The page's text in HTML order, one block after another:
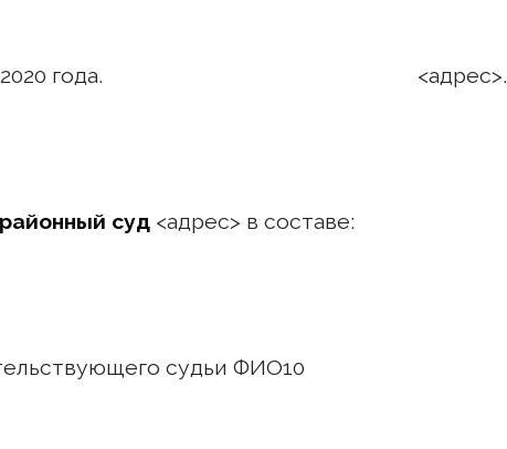
2020 года. <адрес>.
суд <адрес> в составе:
судьи ФИО10